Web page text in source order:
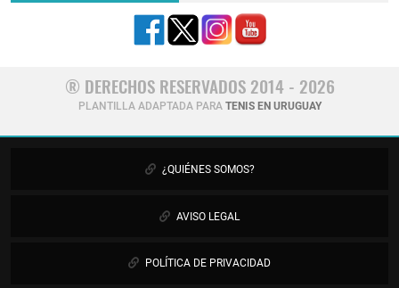
® DERECHOS RESERVADOS 2014 - 2026
PLANTILLA ADAPTADA PARA TENIS EN URUGUAY
¿QUIÉNES SOMOS?
AVISO LEGAL
POLÍTICA DE PRIVACIDAD